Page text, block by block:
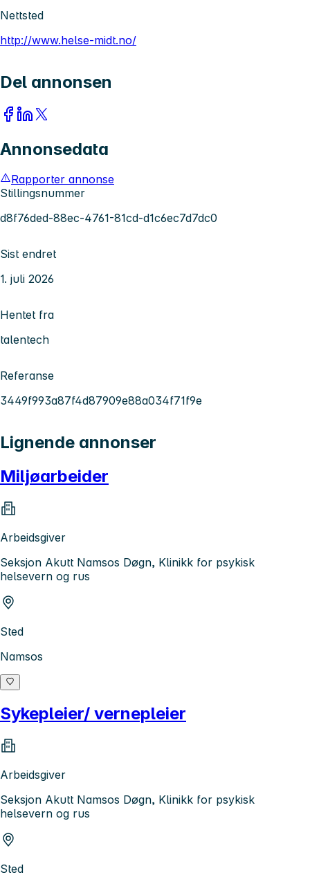
Nettsted
http://www.helse-midt.no/
Del annonsen
Annonsedata
Rapporter annonse
Stillingsnummer
d8f76ded-88ec-4761-81cd-d1c6ec7d7dc0
Sist endret
1. juli 2026
Hentet fra
talentech
Referanse
3449f993a87f4d87909e88a034f71f9e
Lignende annonser
Miljøarbeider
Arbeidsgiver
Seksjon Akutt Namsos Døgn, Klinikk for psykisk
helsevern og rus
Sted
Namsos
Sykepleier/ vernepleier
Arbeidsgiver
Seksjon Akutt Namsos Døgn, Klinikk for psykisk
helsevern og rus
Sted